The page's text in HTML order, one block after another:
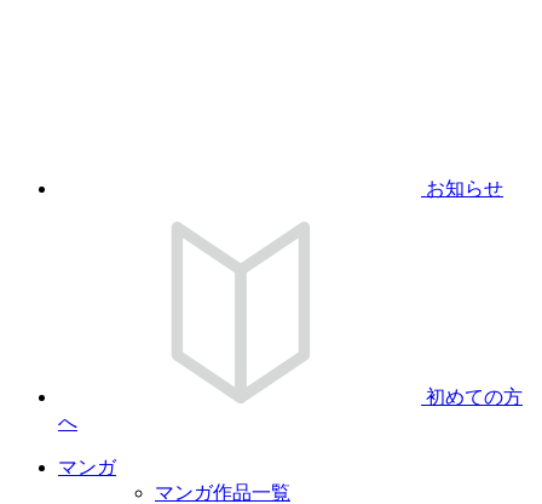
お知らせ
初めての方
へ
マンガ
マンガ作品一覧